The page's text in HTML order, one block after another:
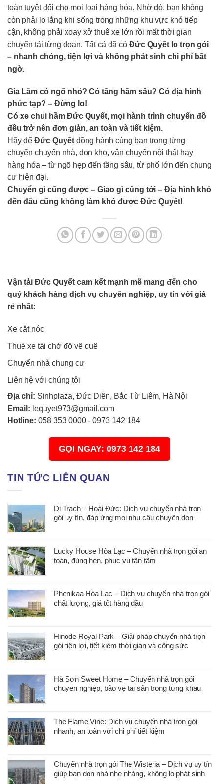
toàn tuyệt đối cho mọi loại hàng hóa. Nhờ đó, bạn không
còn phải lo lắng khi sống trong những khu vực khó tiếp
cận, không phải xoay xở thuê xe lớn rồi mất thời gian
chuyển tải từng đoạn. Tất cả đã có Đức Quyết lo trọn gói
– nhanh chóng, tiện lợi và không phát sinh chi phí bất
ngờ.
Gia Lâm có ngõ nhỏ? Có tầng hầm sâu? Có địa hình
phức tạp? – Đừng lo!
Có xe chui hầm Đức Quyết, mọi hành trình chuyển đồ
đều trở nên đơn giản, an toàn và tiết kiệm.
Hãy để Đức Quyết đồng hành cùng bạn trong từng
chuyến chuyển nhà, dọn kho, vận chuyển nội thất hay
hàng hóa – từ ngõ hẹp đến tầng sâu, từ phố lớn đến chung
cư hiện đại.
Chuyển gì cũng được – Giao gì cũng tới – Địa hình khó
đến đâu cũng không làm khó được Đức Quyết!
Vận tải Đức Quyết cam kết mạnh mẽ mang đến cho
quý khách hàng dịch vụ chuyên nghiệp, uy tín với giá
rẻ nhất:
Xe cắt nóc
Thuê xe tải chở đồ về quê
Chuyển nhà chung cư
Liên hệ với chúng tôi
Địa chỉ: Sinhplaza, Đức Diễn, Bắc Từ Liêm, Hà Nội
Email: lequyet973@gmail.com
Hotline: 058 353 0000 - 0973 142 184
GỌI NGAY: 0973 142 184
TIN TỨC LIÊN QUAN
Di Trạch – Hoài Đức: Dịch vụ chuyển nhà trọn
gói uy tín, đáp ứng mọi nhu cầu chuyển dọn
Lucky House Hòa Lạc – Chuyển nhà trọn gói an
toàn, đúng hẹn, phục vụ tận tâm
Phenikaa Hòa Lạc – Dịch vụ chuyển nhà trọn gói
chất lượng, giá tốt hàng đầu
Hinode Royal Park – Giải pháp chuyển nhà trọn
gói tiện lợi, tiết kiệm thời gian và công sức
Hà Sơn Sweet Home – Chuyển nhà trọn gói
chuyên nghiệp, bảo vệ tài sản trong từng khâu
The Flame Vine: Dịch vụ chuyển nhà trọn gói
nhanh, an toàn với chi phí tiết kiệm
Chuyển nhà trọn gói The Wisteria – Dịch vụ uy tín
giúp bạn dọn nhà nhẹ nhàng, không lo phát sinh